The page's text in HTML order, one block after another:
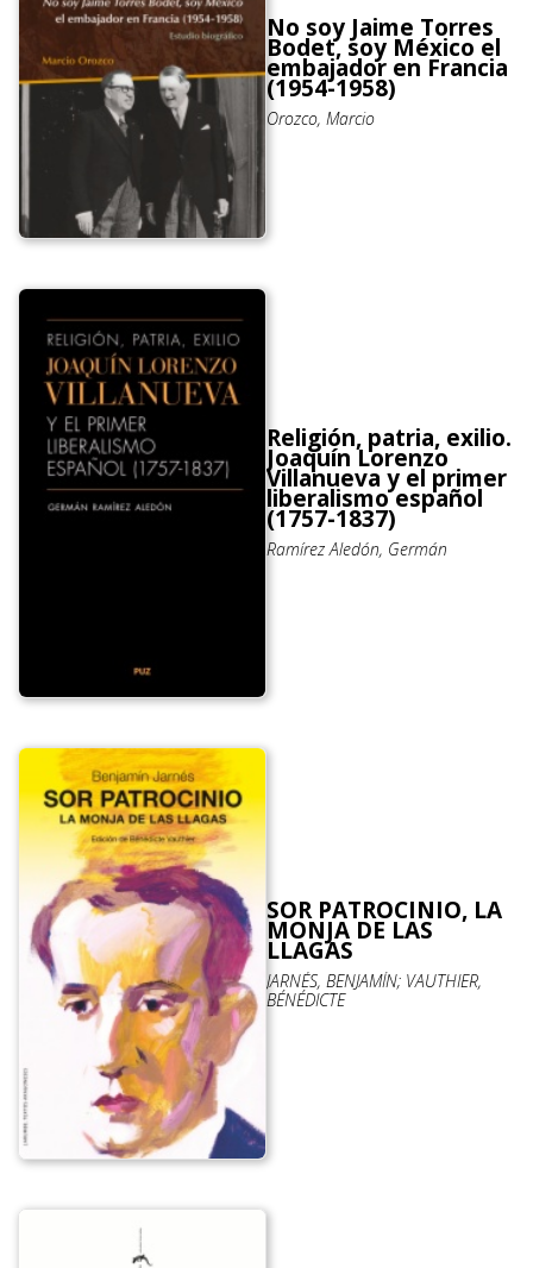
No soy Jaime Torres
Bodet, soy México el
embajador en Francia
(1954-1958)
Orozco, Marcio
Religión, patria, exilio.
Joaquín Lorenzo
Villanueva y el primer
liberalismo español
(1757-1837)
Ramírez Aledón, Germán
SOR PATROCINIO, LA
MONJA DE LAS
LLAGAS
JARNÉS, BENJAMÍN; VAUTHIER,
BÉNÉDICTE